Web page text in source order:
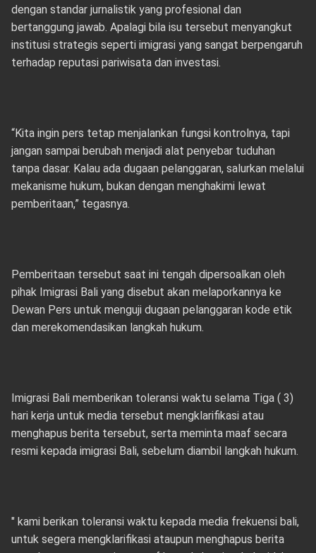
dengan standar jurnalistik yang profesional dan
bertanggung jawab. Apalagi bila isu tersebut menyangkut
institusi strategis seperti imigrasi yang sangat berpengaruh
terhadap reputasi pariwisata dan investasi.
“Kita ingin pers tetap menjalankan fungsi kontrolnya, tapi
jangan sampai berubah menjadi alat penyebar tuduhan
tanpa dasar. Kalau ada dugaan pelanggaran, salurkan melalui
mekanisme hukum, bukan dengan menghakimi lewat
pemberitaan,” tegasnya.
Pemberitaan tersebut saat ini tengah dipersoalkan oleh
pihak Imigrasi Bali yang disebut akan melaporkannya ke
Dewan Pers untuk menguji dugaan pelanggaran kode etik
dan merekomendasikan langkah hukum.
Imigrasi Bali memberikan toleransi waktu selama Tiga ( 3)
hari kerja untuk media tersebut mengklarifikasi atau
menghapus berita tersebut, serta meminta maaf secara
resmi kepada imigrasi Bali, sebelum diambil langkah hukum.
" kami berikan toleransi waktu kepada media frekuensi bali,
untuk segera mengklarifikasi ataupun menghapus berita